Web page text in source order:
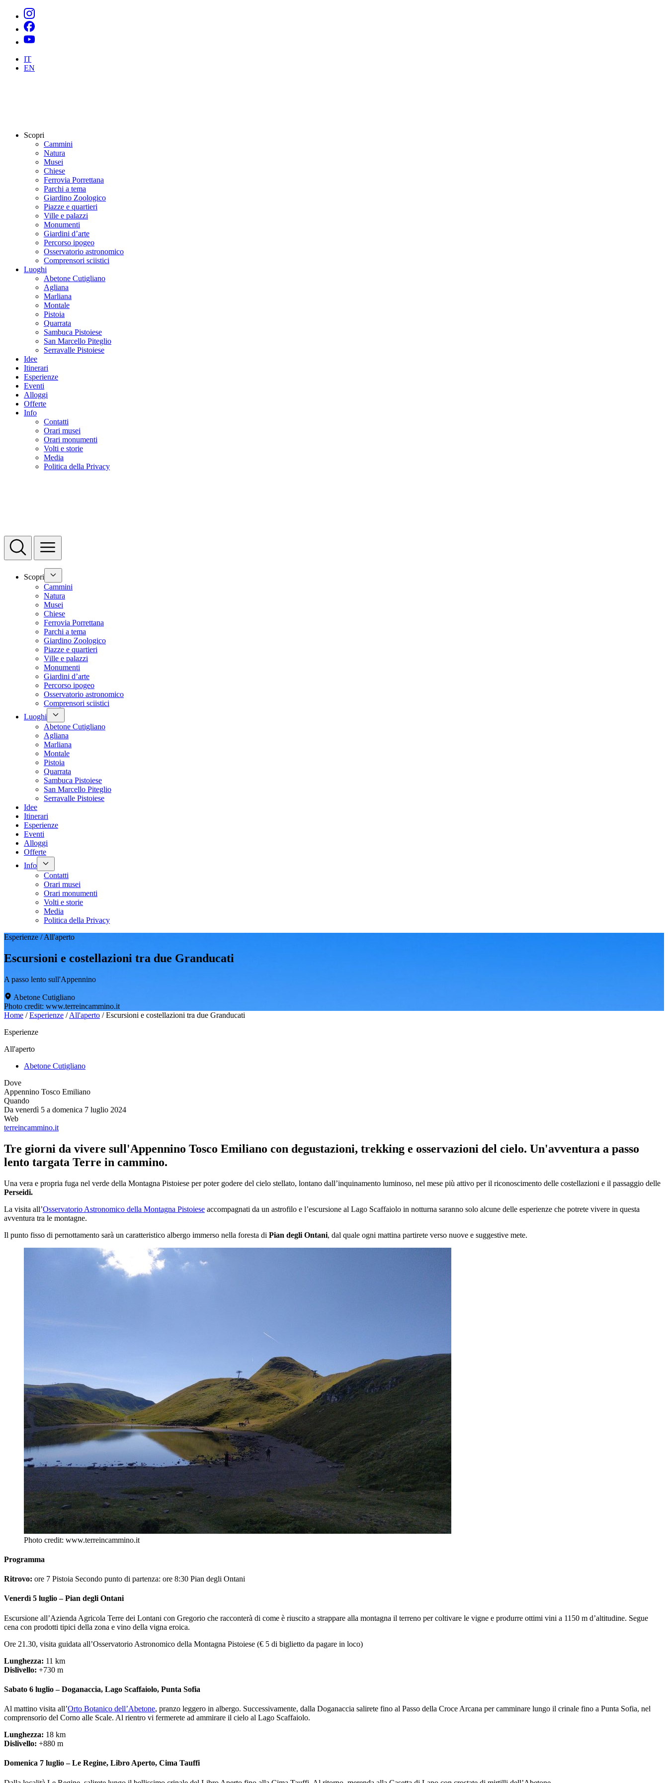
IT
EN
Scopri
Cammini
Natura
Musei
Chiese
Ferrovia Porrettana
Parchi a tema
Giardino Zoologico
Piazze e quartieri
Ville e palazzi
Monumenti
Giardini d’arte
Percorso ipogeo
Osservatorio astronomico
Comprensori sciistici
Luoghi
Abetone Cutigliano
Agliana
Marliana
Montale
Pistoia
Quarrata
Sambuca Pistoiese
San Marcello Piteglio
Serravalle Pistoiese
Idee
Itinerari
Esperienze
Eventi
Alloggi
Offerte
Info
Contatti
Orari musei
Orari monumenti
Volti e storie
Media
Politica della Privacy
Scopri
Cammini
Natura
Musei
Chiese
Ferrovia Porrettana
Parchi a tema
Giardino Zoologico
Piazze e quartieri
Ville e palazzi
Monumenti
Giardini d’arte
Percorso ipogeo
Osservatorio astronomico
Comprensori sciistici
Luoghi
Abetone Cutigliano
Agliana
Marliana
Montale
Pistoia
Quarrata
Sambuca Pistoiese
San Marcello Piteglio
Serravalle Pistoiese
Idee
Itinerari
Esperienze
Eventi
Alloggi
Offerte
Info
Contatti
Orari musei
Orari monumenti
Volti e storie
Media
Politica della Privacy
Esperienze / All'aperto
Escursioni e costellazioni tra due Granducati
A passo lento sull'Appennino
Abetone Cutigliano
Photo credit: www.terreincammino.it
Home /Esperienze /All'aperto /Escursioni e costellazioni tra due Granducati
Esperienze
All'aperto
Abetone Cutigliano
Dove
Appennino Tosco Emiliano
Quando
Da venerdì 5 a domenica 7 luglio 2024
Web
terreincammino.it
Tre giorni da vivere sull'Appennino Tosco Emiliano con degustazioni, trekking e osservazioni del cielo. Un'avventura a passo
lento targata Terre in cammino.
Una vera e propria fuga nel verde della Montagna Pistoiese per poter godere del cielo stellato, lontano dall’inquinamento luminoso, nel mese più attivo per il riconoscimento delle costellazioni e il passaggio delle
Perseidi.
La visita all’Osservatorio Astronomico della Montagna Pistoiese accompagnati da un astrofilo e l’escursione al Lago Scaffaiolo in notturna saranno solo alcune delle esperienze che potrete vivere in questa
avventura tra le montagne.
Il punto fisso di pernottamento sarà un caratteristico albergo immerso nella foresta di Pian degli Ontani, dal quale ogni mattina partirete verso nuove e suggestive mete.
Photo credit: www.terreincammino.it
Programma
Ritrovo: ore 7 Pistoia Secondo punto di partenza: ore 8:30 Pian degli Ontani
Venerdì 5 luglio – Pian degli Ontani
Escursione all’Azienda Agricola Terre dei Lontani con Gregorio che racconterà di come è riuscito a strappare alla montagna il terreno per coltivare le vigne e produrre ottimi vini a 1150 m d’altitudine. Segue
cena con prodotti tipici della zona e vino della vigna eroica.
Ore 21.30, visita guidata all’Osservatorio Astronomico della Montagna Pistoiese (€ 5 di biglietto da pagare in loco)
Lunghezza: 11 km
Dislivello: +730 m
Sabato 6 luglio – Doganaccia, Lago Scaffaiolo, Punta Sofia
Al mattino visita all’Orto Botanico dell’Abetone, pranzo leggero in albergo. Successivamente, dalla Doganaccia salirete fino al Passo della Croce Arcana per camminare lungo il crinale fino a Punta Sofia, nel
comprensorio del Corno alle Scale. Al rientro vi fermerete ad ammirare il cielo al Lago Scaffaiolo.
Lunghezza: 18 km
Dislivello: +880 m
Domenica 7 luglio – Le Regine, Libro Aperto, Cima Tauffi